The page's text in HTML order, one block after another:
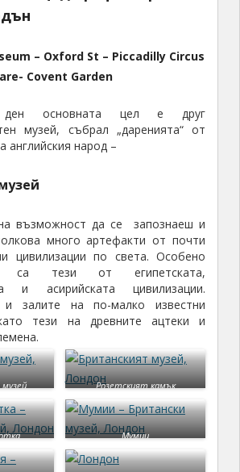
– Oxford St – Piccadilly Circus
Covent Garden
основната цел е друг
музей, събрал „даренията“ от
английския народ –
възможност да се запознаеш и
много артефакти от почти
цивилизации по света. Особено
са тези от египетската,
и асирийската цивилизации.
и залите на по-малко известни
тези на древните ацтеки и
Розетският камък
Мумии